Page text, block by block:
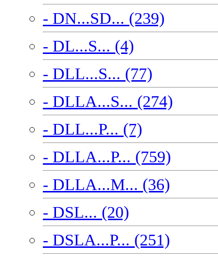
- DN...SD... (239)
- DL...S... (4)
- DLL...S... (77)
- DLLA...S... (274)
- DLL...P... (7)
- DLLA...P... (759)
- DLLA...M... (36)
- DSL... (20)
- DSLA...P... (251)